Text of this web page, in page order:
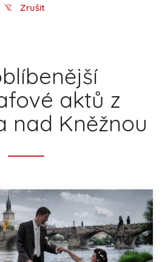
Zrušit
aktů z
nad Kněžnou